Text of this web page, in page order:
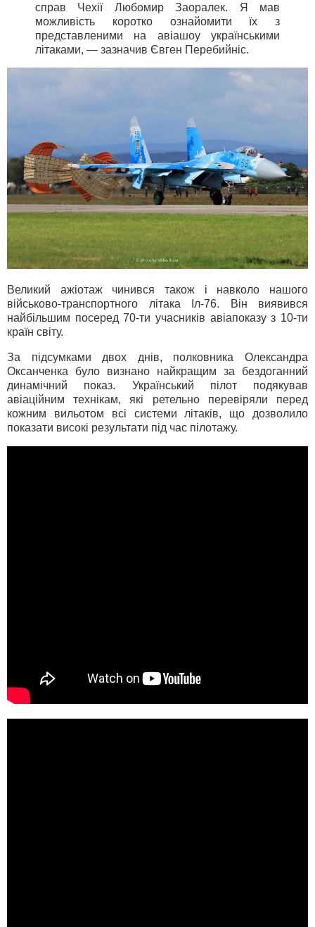
справ Чехії Любомир Заоралек. Я мав
можливість коротко ознайомити їх з
представленими на авіашоу українськими
літаками, — зазначив Євген Перебийніс.
Великий ажіотаж чинився також і навколо нашого
військово-транспортного літака Іл-76. Він виявився
найбільшим посеред 70-ти учасників авіапоказу з 10-ти
країн світу.
За підсумками двох днів, полковника Олександра
Оксанченка було визнано найкращим за бездоганний
динамічний показ. Український пілот подякував
авіаційним технікам, які ретельно перевіряли перед
кожним вильотом всі системи літаків, що дозволило
показати високі результати під час пілотажу.